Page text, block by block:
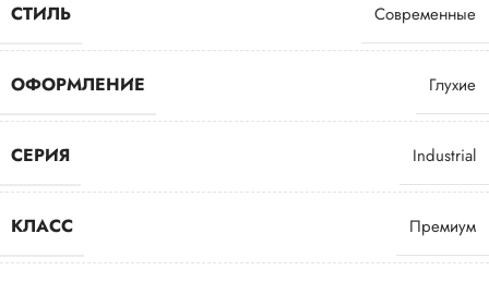
СТИЛЬ Современные
ОФОРМЛЕНИЕ Глухие
СЕРИЯ Industrial
КЛАСС Премиум